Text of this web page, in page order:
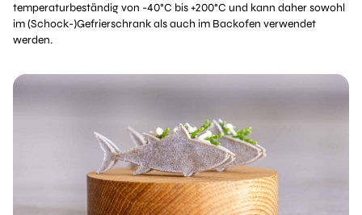
temperaturbeständig von -40°C bis +200°C und kann daher sowohl
im (Schock-)Gefrierschrank als auch im Backofen verwendet
werden.